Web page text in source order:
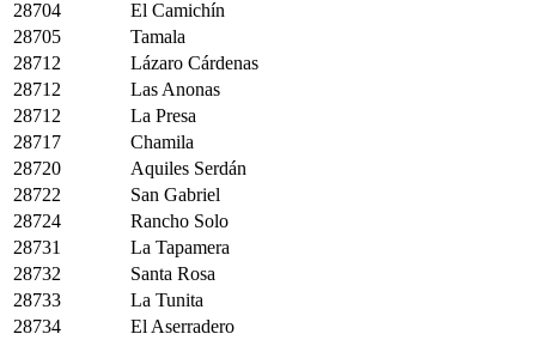
28704
El Camichín
28705
Tamala
28712
Lázaro Cárdenas
28712
Las Anonas
28712
La Presa
28717
Chamila
28720
Aquiles Serdán
28722
San Gabriel
28724
Rancho Solo
28731
La Tapamera
28732
Santa Rosa
28733
La Tunita
28734
El Aserradero